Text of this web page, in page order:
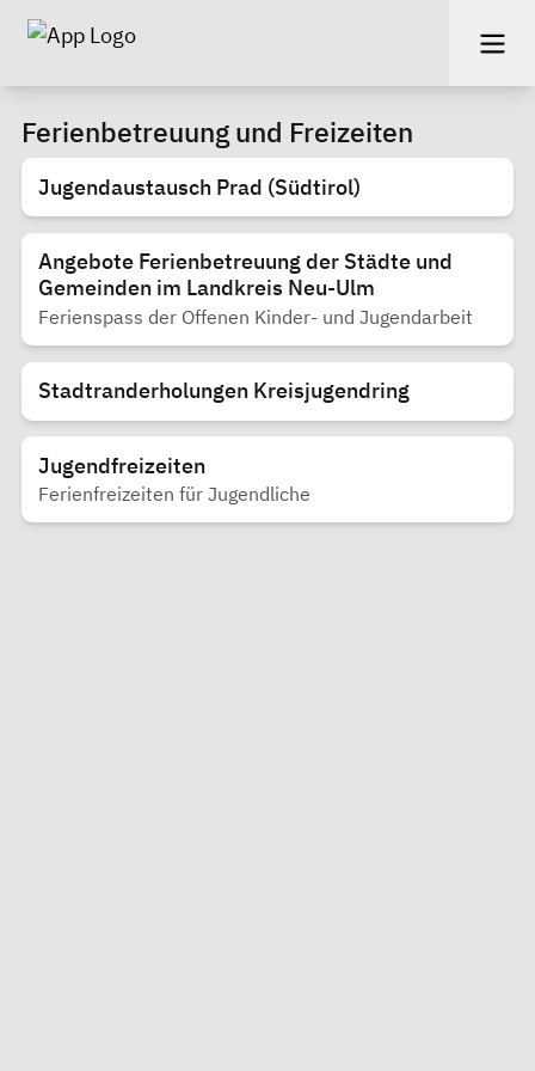
Ferienbetreuung und Freizeiten
Jugendaustausch Prad (Südtirol)
Angebote Ferienbetreuung der Städte und
Gemeinden im Landkreis Neu-Ulm
Ferienspass der Offenen Kinder- und Jugendarbeit
Stadtranderholungen Kreisjugendring
Jugendfreizeiten
Ferienfreizeiten für Jugendliche